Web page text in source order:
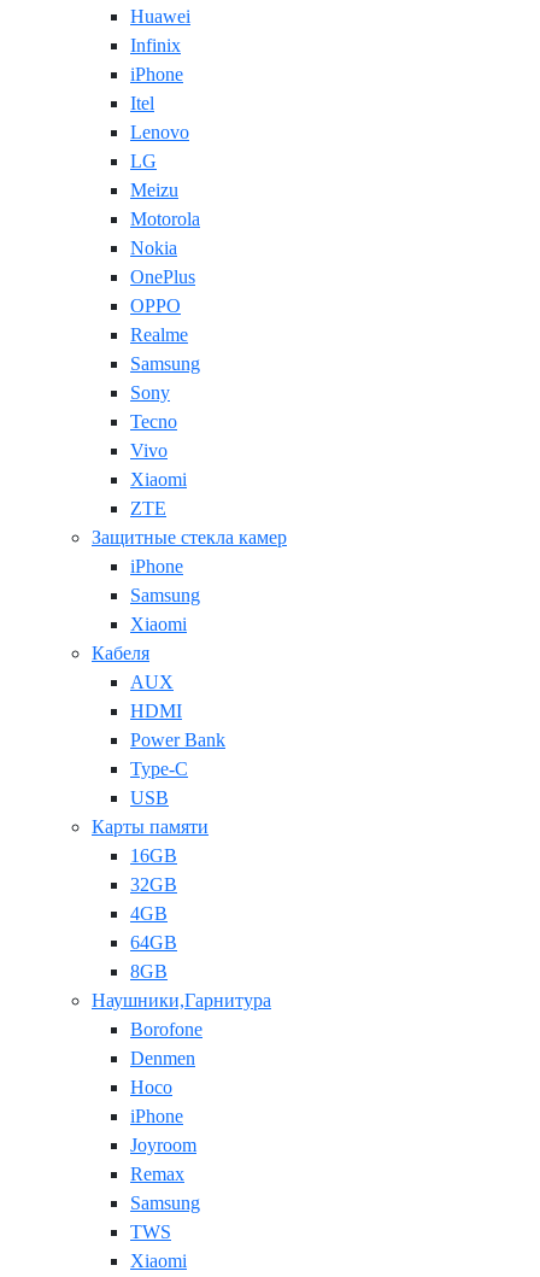
Huawei
Infinix
iPhone
Itel
Lenovo
LG
Meizu
Motorola
Nokia
OnePlus
OPPO
Realme
Samsung
Sony
Tecno
Vivo
Xiaomi
ZTE
Защитные стекла камер
iPhone
Samsung
Xiaomi
Кабеля
AUX
HDMI
Power Bank
Type-C
USB
Карты памяти
16GB
32GB
4GB
64GB
8GB
Наушники,Гарнитура
Borofone
Denmen
Hoco
iPhone
Joyroom
Remax
Samsung
TWS
Xiaomi